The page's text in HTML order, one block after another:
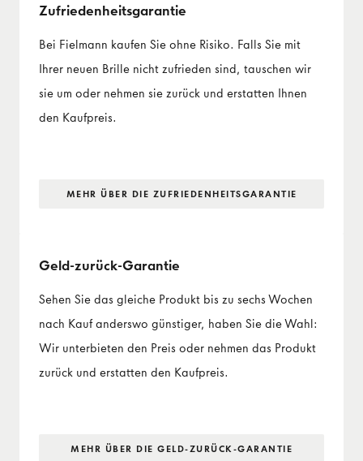
Zufriedenheits­garantie
Bei Fielmann kaufen Sie ohne Risiko. Falls Sie mit
Ihrer neuen Brille nicht zufrieden sind, tauschen wir
sie um oder nehmen sie zurück und erstatten Ihnen
den Kaufpreis.
MEHR ÜBER DIE ZUFRIEDENHEITS­GARANTIE
Geld-zurück-Garantie
Sehen Sie das gleiche Produkt bis zu sechs Wochen
nach Kauf anderswo günstiger, haben Sie die Wahl:
Wir unterbieten den Preis oder nehmen das Produkt
zurück und erstatten den Kaufpreis.
MEHR ÜBER DIE GELD-ZURÜCK-GARANTIE